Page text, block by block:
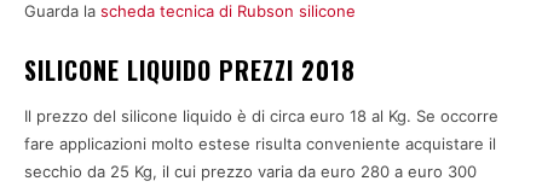
Guarda la scheda tecnica di Rubson silicone
SILICONE LIQUIDO PREZZI 2018
Il prezzo del silicone liquido è di circa euro 18 al Kg. Se occorre
fare applicazioni molto estese risulta conveniente acquistare il
secchio da 25 Kg, il cui prezzo varia da euro 280 a euro 300